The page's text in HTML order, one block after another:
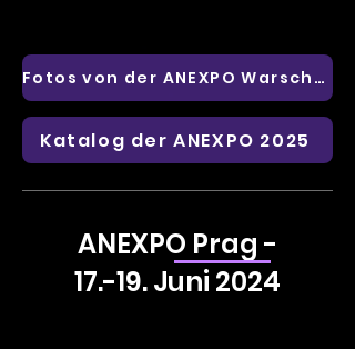
Fotos von der ANEXPO Warschau
Katalog der ANEXPO 2025
ANEXPO Prag -
17.-19. Juni 2024